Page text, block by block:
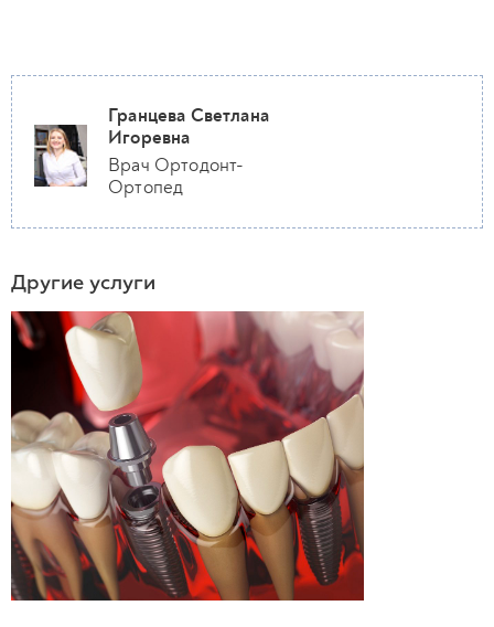
Гранцева Светлана
Игоревна
Врач Ортодонт-
Ортопед
Другие услуги